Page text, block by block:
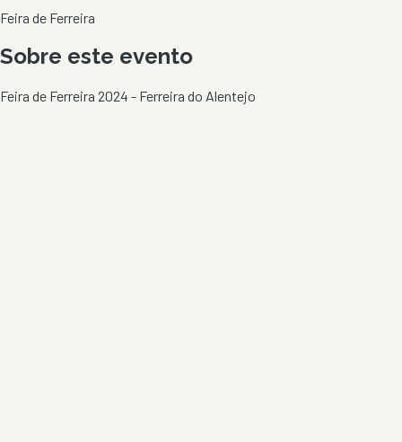
Feira de Ferreira
Sobre este evento
Feira de Ferreira 2024 - Ferreira do Alentejo